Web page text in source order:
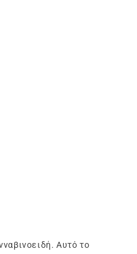
Αυτό το